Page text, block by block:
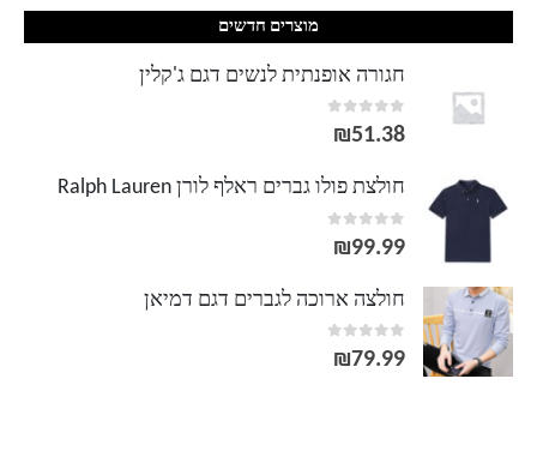
מוצרים חדשים
חגורה אופנתית לנשים דגם ג'קלין
0
out of 5
₪51.38
חולצת פולו גברים ראלף לורן Ralph Lauren
0
out of 5
₪99.99
חולצה ארוכה לגברים דגם דמיאן
0
out of 5
₪79.99